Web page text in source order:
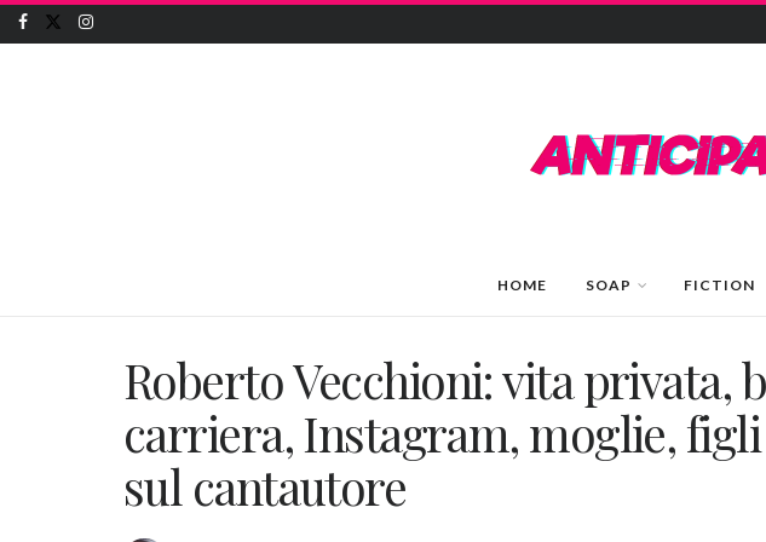
HOME SOAP FICTION
Roberto Vecchioni: vita privata,
carriera, Instagram, moglie,
sul cantautore